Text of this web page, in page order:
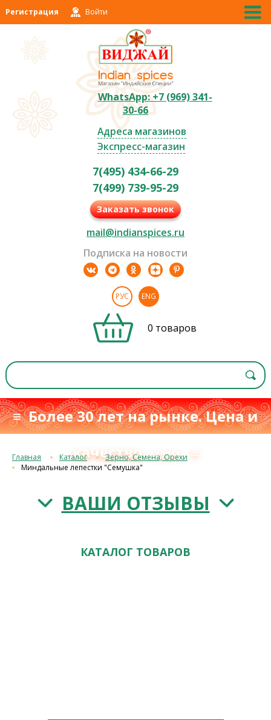
Регистрация Войти
WhatsApp: +7 (969) 341-
30-66
Адреса магазинов
Экспресс-магазин
7(495) 434-66-29
7(499) 739-95-29
Заказать звонок
mail@indianspices.ru
Подписка на новости
РУС ENG
0 товаров
≡ Более 30 лет на рынке. Цена и
качествос 1993 г.≡
Главная Каталог
Зерно, Семена, Орехи
Миндальные лепестки "Семушка"
ВАШИ ОТЗЫВЫ
КАТАЛОГ ТОВАРОВ